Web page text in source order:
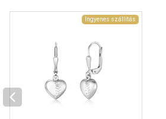
Ingyenes szállítás